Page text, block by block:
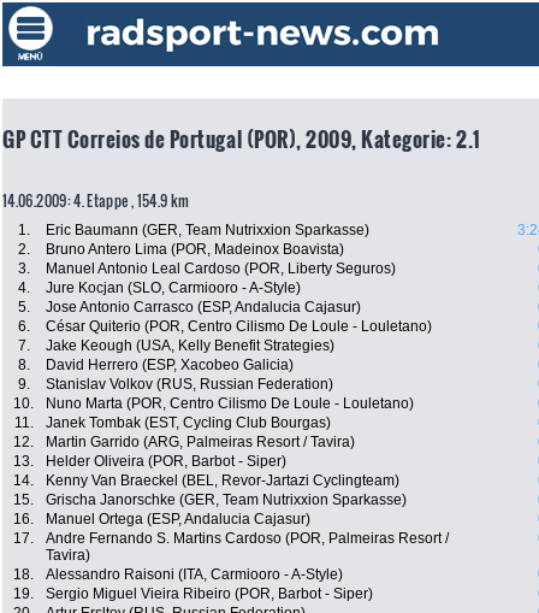
GP CTT Correios de Portugal (POR), 2009, Kategorie: 2.1
14.06.2009: 4. Etappe , 154.9 km
1. Eric Baumann (GER, Team Nutrixxion Sparkasse)
2.
Bruno Antero Lima (POR, Madeinox Boavista)
3.
Manuel Antonio Leal Cardoso (POR, Liberty Seguros)
4.
Jure Kocjan (SLO, Carmiooro - A-Style)
5.
Jose Antonio Carrasco (ESP, Andalucia Cajasur)
6.
César Quiterio (POR, Centro Cilismo De Loule - Louletano)
7.
Jake Keough (USA, Kelly Benefit Strategies)
8.
David Herrero (ESP, Xacobeo Galicia)
9.
Stanislav Volkov (RUS, Russian Federation)
10.
Nuno Marta (POR, Centro Cilismo De Loule - Louletano)
11.
Janek Tombak (EST, Cycling Club Bourgas)
12.
Martin Garrido (ARG, Palmeiras Resort / Tavira)
13.
Helder Oliveira (POR, Barbot - Siper)
14.
Kenny Van Braeckel (BEL, Revor-Jartazi Cyclingteam)
15.
Grischa Janorschke (GER, Team Nutrixxion Sparkasse)
16.
Manuel Ortega (ESP, Andalucia Cajasur)
17.
Andre Fernando S. Martins Cardoso (POR, Palmeiras Resort /
Tavira)
18. Alessandro Raisoni (ITA, Carmiooro - A-Style)
19.
Sergio Miguel Vieira Ribeiro (POR, Barbot - Siper)